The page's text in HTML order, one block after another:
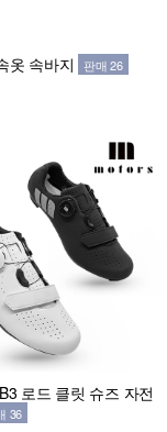
옷 속바지 판매 26
로드 클릿 슈즈 자전
36